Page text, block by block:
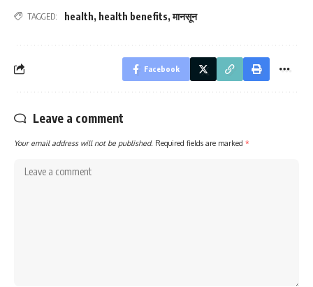
TAGGED: health, health benefits,मानसून
Facebook
Leave a comment
Your email address will not be published. Required fields are marked *